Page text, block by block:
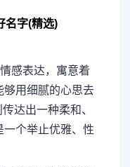
名字(精选)
感表达，寓意着
够用细腻的心思去
达出一种柔和、
个举止优雅、性